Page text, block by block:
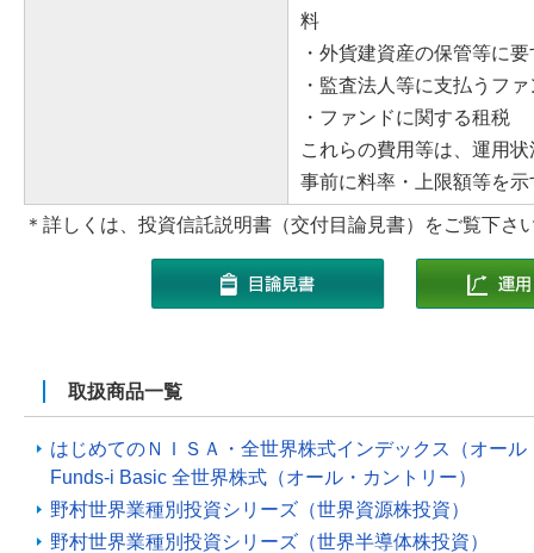
料
・外貨建資産の保管等に
・監査法人等に支払うフ
・ファンドに関する
これらの費用等は、運用
事前に料率・上限額等を
＊詳しくは、投資信託説明書（交付目論見書）をご覧下さ
取扱商品一覧
はじめてのＮＩＳＡ・全世界株式インデックス（オー
Funds-i Basic 全世界株式（オール・カントリー）
野村世界業種別投資シリーズ（世界資源株投資）
野村世界業種別投資シリーズ（世界半導体株投資）